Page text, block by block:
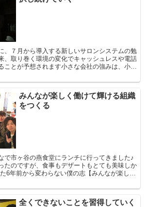
、７月から導入する新しいサロンシステムの勉
、取り巻く環境の変化でキャッシュレスや電話
ことが予想されます小さな会社の強みは、小回
みんなが楽しく働けて輝ける組織
をつくる
で市ヶ谷の燕食堂にランチに行ってきました♪
たのですが、食事もデザートもとても美味しか
6年前から変わらない僕の志【みんなが楽しく
全くできないことを習得していく